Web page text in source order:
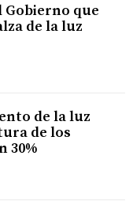
Gobierno que
de la luz
de la luz
de los
30%